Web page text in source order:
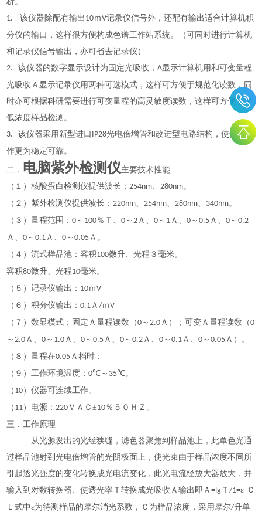
1.该仪器除配有输出 10ｍV记录仪信号外，还配有输出适合计算机积
分仪的输口，这样很方便构成色谱工作站系统。（可同时进行计算机
和记录仪信号输出，亦可省去记录仪）
2.该仪器的数字显示设计为固定光吸收，A显示计算机用和可变量程
光吸收Ａ显示记录仪用两种可选模式，这样可方便于规范化读数，同
时亦可根据科研需要进行可变量程的高灵敏度读数，这样可方便于对
低浓度样品检测。
3.该仪器采用新型进口 IP28光电倍增管和改进型电路结构，使仪器工
作更为稳定可靠。
二． 电脑紫外检测仪主要技术性能
（１）核酸蛋白检测仪提供波长：254nm、280nm。
（２）紫外检测仪提供波长：220nm、254nm、280nm、 340nm。
（３）量程范围：0 ～ 100％Ｔ、0 ～2 Ａ、0 ～ 1 Ａ、0 ～0.5 Ａ、0 ～0.2
Ａ、0 ～0.1 Ａ、0 ～0.05 Ａ。
（４）流式样品池：容积100微升、光程３毫米。
容积80微升、光程10毫米。
（５）记录仪输出： 10ｍV
（６）积分仪输出：0.1 Ａ/ｍV
（７）数显模式：固定Ａ量程读数（0 ～2.0 Ａ）；可变Ａ量程读数（0
～2.0 Ａ、0 ～ 1.0 Ａ、0 ～0.5 Ａ、0 ～0.2 Ａ、0 ～0.1 Ａ、0 ～0.05 Ａ）。
（８）量程在0.05 Ａ档时：
（９）工作环境温度：0℃～ 35℃。
（ 10）仪器可连续工作。
（ 11）电源：220 ＶＡＣ±10％５０ＨＺ。
三．工作原理
从光源发出的光经狭缝，滤色器聚焦到样品池上，此单色光通
过样品池射到光电倍增管的光阴极面上，使光束由于样品浓度不同所
引起透光强度的变化转换成光电流变化，此光电流经放大器放大，并
输入到对数转换器、使透光率Ｔ转换成光吸收Ａ输出即Ａ=lg Ｔ/1=ε·Ｃ
Ｌ式中ε为待测样品的摩尔消光系数，Ｃ为样品浓度，采用摩尔/升单